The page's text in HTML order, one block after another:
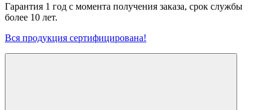
Гарантия 1 год с момента получения заказа, срок службы
более 10 лет.
Вся продукция сертифицирована!